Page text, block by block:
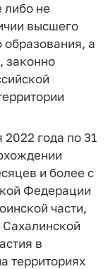
либо не
высшего
образования, а
законно
года по 31
и более с
Федерации
части,
в
территориях